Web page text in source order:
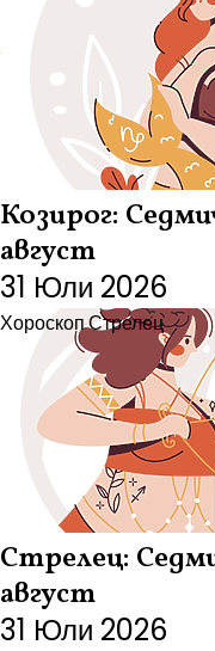
Козирог:
август
31 Юли 2026
ХороскопСтрелец
Стрелец:
август
31 Юли 2026